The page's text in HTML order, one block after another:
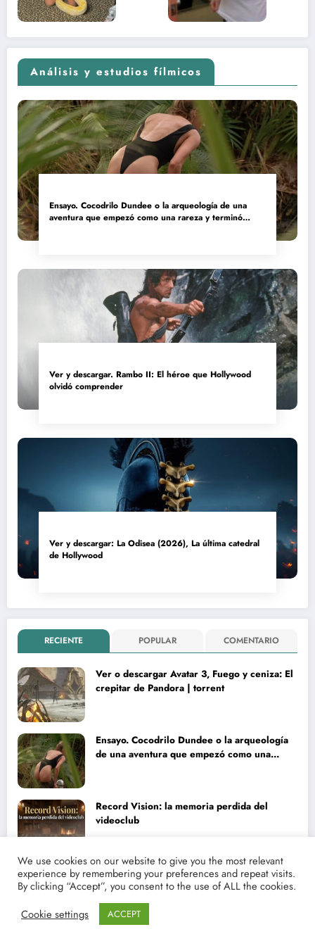
Análisis y estudios fílmicos
Ensayo. Cocodrilo Dundee o la arqueología de una
aventura que empezó como una rareza y terminó
Ver y descargar. Rambo II: El héroe que Hollywood
olvidó comprender
Ver y descargar: La Odisea (2026), La última catedral
de Hollywood
RECIENTE POPULAR COMENTARIO
Ver o descargar Avatar 3, Fuego y ceniza: El
crepitar de Pandora | torrent
Ensayo. Cocodrilo Dundee o la arqueología
de una aventura que empezó como una
Record Vision: la memoria perdida del
videoclub
Cuando ver o descargar ‘Vengadores:
Doomsday’ | Análisis lírico y narrativo del
nuevo Vengadores: Doomsday
We use cookies on our website to give you the most relevant
experience by remembering your preferences and repeat visits.
By clicking “Accept”, you consent to the use of ALL the cookies.
Cookie settings
ACCEPT